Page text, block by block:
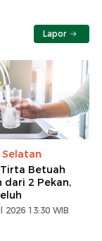
Lapor
Betuah
dari 2 Pekan,
2026 13:30 WIB